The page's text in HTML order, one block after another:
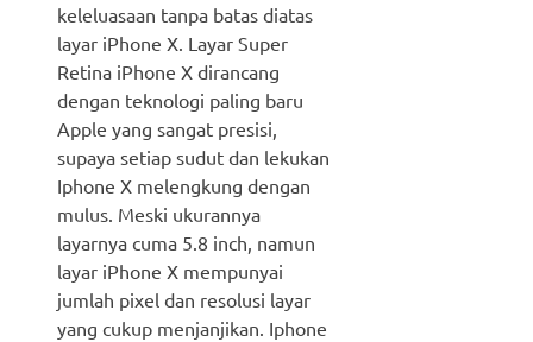
keleluasaan tanpa batas diatas
layar iPhone X. Layar Super
Retina iPhone X dirancang
dengan teknologi paling baru
Apple yang sangat presisi,
supaya setiap sudut dan lekukan
Iphone X melengkung dengan
mulus. Meski ukurannya
layarnya cuma 5.8 inch, namun
layar iPhone X mempunyai
jumlah pixel dan resolusi layar
yang cukup menjanjikan. Iphone